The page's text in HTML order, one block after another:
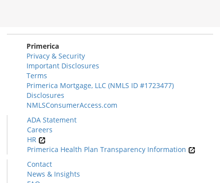
Primerica
Privacy & Security
Important Disclosures
Terms
Primerica Mortgage, LLC (NMLS ID #1723477)
Disclosures
NMLSConsumerAccess.com
ADA Statement
Careers
HR
Primerica Health Plan Transparency Information
Contact
News & Insights